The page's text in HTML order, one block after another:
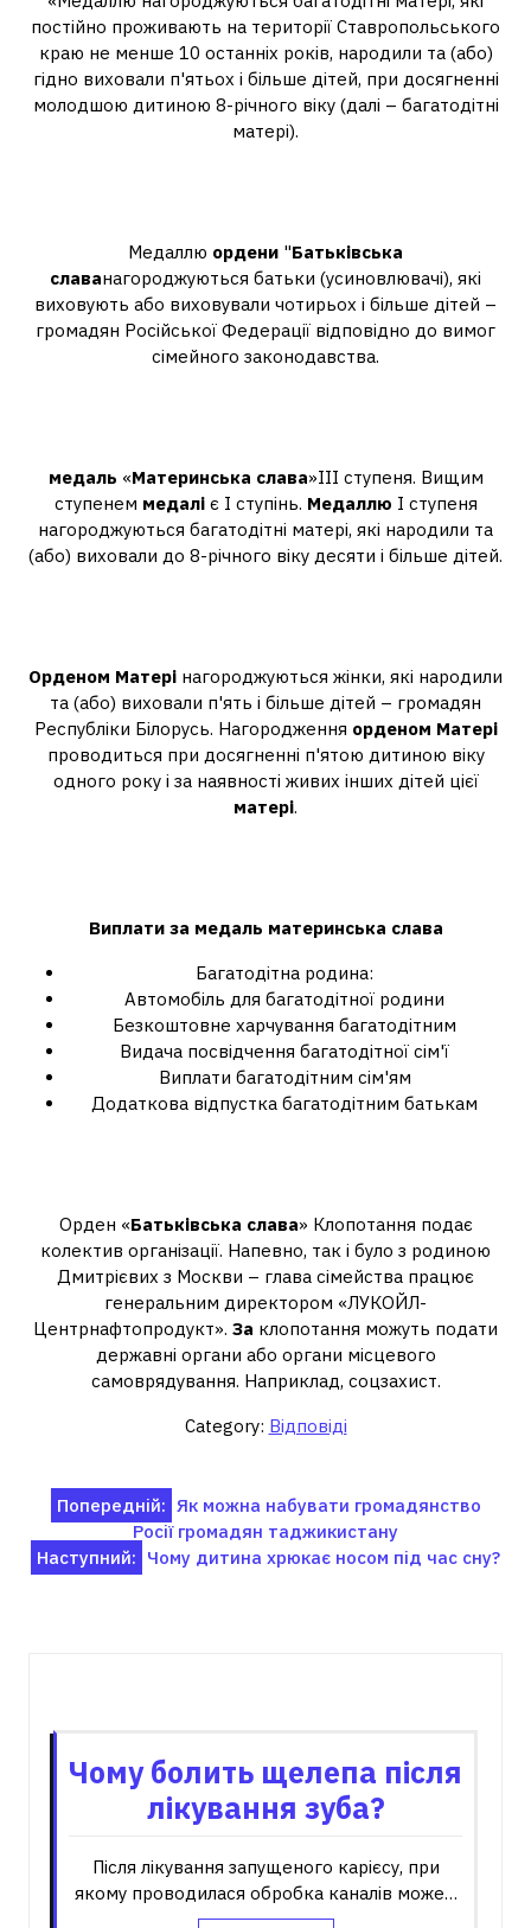
постійно проживають на території Ставропольського
краю не менше 10 останніх років, народили та (або)
гідно виховали п'ятьох і більше дітей, при досягненні
молодшою ​​дитиною 8-річного віку (далі – багатодітні
матері).
Медаллю ордени "Батьківська
славанагороджуються батьки (усиновлювачі), які
виховують або виховували чотирьох і більше дітей –
громадян Російської Федерації відповідно до вимог
сімейного законодавства.
медаль «Материнська слава»ІІІ ступеня. Вищим
ступенем медаліє I ступінь. Медаллю І ступеня
нагороджуються багатодітні матері, які народили та
(або) виховали до 8-річного віку десяти і більше дітей.
Орденом Матері нагороджуються жінки, які народили
та (або) виховали п'ять і більше дітей – громадян
Республіки Білорусь. Нагородження орденом Матері
проводиться при досягненні п'ятою дитиною віку
одного року і за наявності живих інших дітей цієї
матері.
Виплати за медаль материнська слава
Багатодітна родина:
Автомобіль для багатодітної родини
Безкоштовне харчування багатодітним
Видача посвідчення багатодітної сім'ї
Виплати багатодітним сім'ям
Додаткова відпустка багатодітним батькам
Орден «Батьківська слава» Клопотання подає
колектив організації. Напевно, так і було з родиною
Дмитрієвих з Москви – глава сімейства працює
генеральним директором «ЛУКОЙЛ-
Центрнафтопродукт». За клопотання можуть подати
державні органи або органи місцевого
самоврядування. Наприклад, соцзахист.
Category: Відповіді
Навігація
записів
Попередній: Як можна набувати громадянство
Росії громадян таджикистану
Наступний: Чому дитина хрюкає носом під час сну?
Чому болить щелепа після
лікування зуба?
Після лікування запущеного карієсу, при
якому проводилася обробка каналів може…